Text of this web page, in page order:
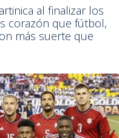
al finalizar los
corazón que fútbol,
más suerte que